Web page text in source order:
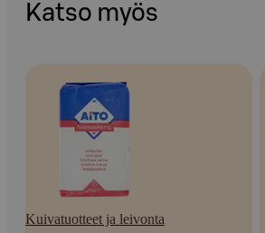
Katso myös
Kuivatuotteet ja leivonta